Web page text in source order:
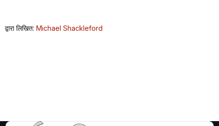
द्वारा लिखित: Michael Shackleford